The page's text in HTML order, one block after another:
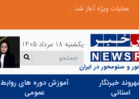
ویژه آغاز شد...
و سئومحور در ایران
یکشنبه 18 مرداد 1405
خبرنگار
استانی
آموزش دوره های روابط
عمومی